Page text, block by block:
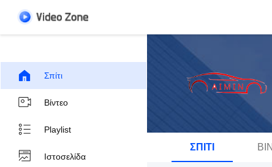
Σπίτι
Βίντεο
Playlist
Ιστοσελίδα
ΣΠΊΤΙ